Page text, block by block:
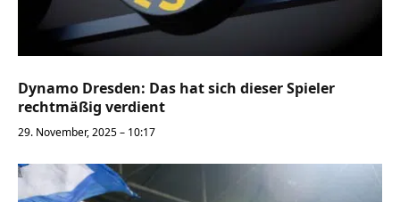
Dynamo Dresden: Das hat sich dieser Spieler
rechtmäßig verdient
29. November, 2025 – 10:17